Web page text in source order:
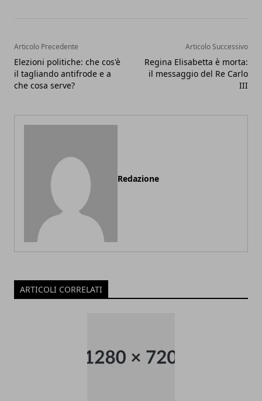
Articolo Precedente
Elezioni politiche: che cos'è
il tagliando antifrode e a
che cosa serve?
Articolo Successivo
Regina Elisabetta è morta:
il messaggio del Re Carlo
III
Redazione
ARTICOLI CORRELATI